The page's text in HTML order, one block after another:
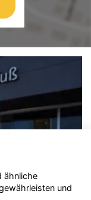
ähnliche
und